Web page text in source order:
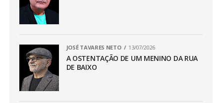
JOSÉ TAVARES NETO 13/07/2026
A OSTENTAÇÃO DE UM MENINO DA RUA
DE BAIXO